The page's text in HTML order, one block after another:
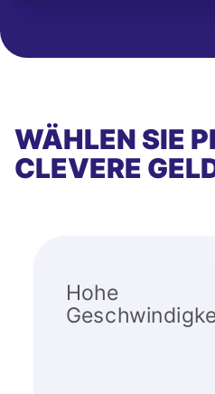
WÄHLEN SIE
CLEVERE
Hohe